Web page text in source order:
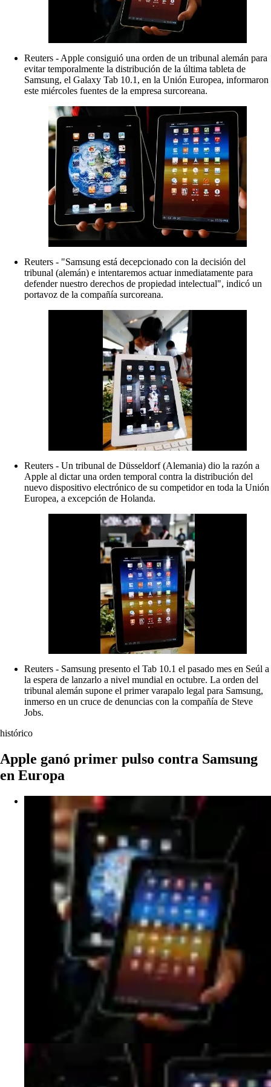
Reuters - Apple consiguió una orden de un tribunal alemán para
evitar temporalmente la distribución de la última tableta de
Samsung, el Galaxy Tab 10.1, en la Unión Europea, informaron
este miércoles fuentes de la empresa surcoreana.
Reuters - "Samsung está decepcionado con la decisión del
tribunal (alemán) e intentaremos actuar inmediatamente para
defender nuestro derechos de propiedad intelectual", indicó un
portavoz de la compañía surcoreana.
Reuters - Un tribunal de Düsseldorf (Alemania) dio la razón a
Apple al dictar una orden temporal contra la distribución del
nuevo dispositivo electrónico de su competidor en toda la Unión
Europea, a excepción de Holanda.
Reuters - Samsung presento el Tab 10.1 el pasado mes en Seúl a
la espera de lanzarlo a nivel mundial en octubre. La orden del
tribunal alemán supone el primer varapalo legal para Samsung,
inmerso en un cruce de denuncias con la compañía de Steve
Jobs.
histórico
Apple ganó primer pulso contra Samsung
en Europa